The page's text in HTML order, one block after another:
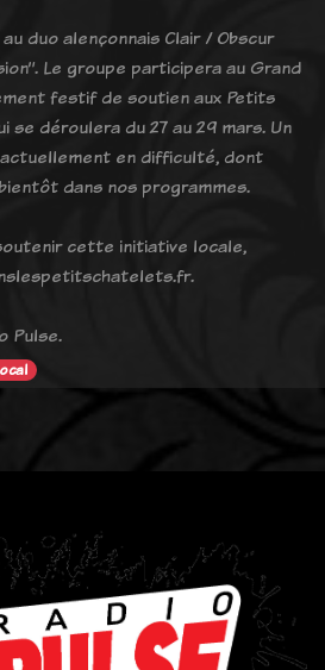
duo alençonnais Clair / Obscur
Le groupe participera au Grand
festif de soutien aux Petits
se déroulera du 27 au 29 mars. Un
en difficulté, dont
dans nos programmes.
cette initiative locale,
Pulse.